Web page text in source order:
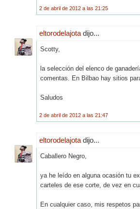
2 de abril de 2012 a las 21:25
eltorodelajota dijo...
Scotty,
la selección del elenco de
comentas. En Bilbao hay sitios
Saludos
2 de abril de 2012 a las 21:47
eltorodelajota dijo...
Caballero Negro,
ya he leído en alguna ocasión tu
carteles de ese corte, de vez en
En cualquier caso, mis respetos